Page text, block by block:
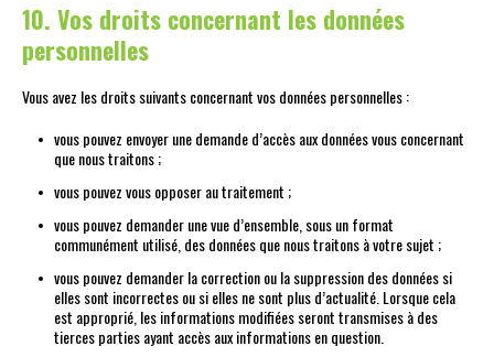
10. Vos droits concernant les données
personnelles
Vous avez les droits suivants concernant vos données personnelles :
vous pouvez envoyer une demande d’accès aux données vous concernant
que nous traitons ;
vous pouvez vous opposer au traitement ;
vous pouvez demander une vue d’ensemble, sous un format
communément utilisé, des données que nous traitons à votre sujet ;
vous pouvez demander la correction ou la suppression des données si
elles sont incorrectes ou si elles ne sont plus d’actualité. Lorsque cela
est approprié, les informations modifiées seront transmises à des
tierces parties ayant accès aux informations en question.